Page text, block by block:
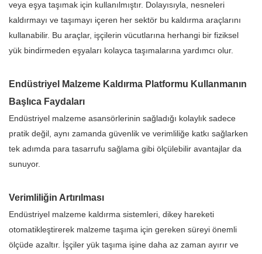
veya eşya taşımak için kullanılmıştır. Dolayısıyla, nesneleri
kaldırmayı ve taşımayı içeren her sektör bu kaldırma araçlarını
kullanabilir. Bu araçlar, işçilerin vücutlarına herhangi bir fiziksel
yük bindirmeden eşyaları kolayca taşımalarına yardımcı olur.
Endüstriyel Malzeme Kaldırma Platformu Kullanmanın
Başlıca Faydaları
Endüstriyel malzeme asansörlerinin sağladığı kolaylık sadece
pratik değil, aynı zamanda güvenlik ve verimliliğe katkı sağlarken
tek adımda para tasarrufu sağlama gibi ölçülebilir avantajlar da
sunuyor.
Verimliliğin Artırılması
Endüstriyel malzeme kaldırma sistemleri, dikey hareketi
otomatikleştirerek malzeme taşıma için gereken süreyi önemli
ölçüde azaltır. İşçiler yük taşıma işine daha az zaman ayırır ve